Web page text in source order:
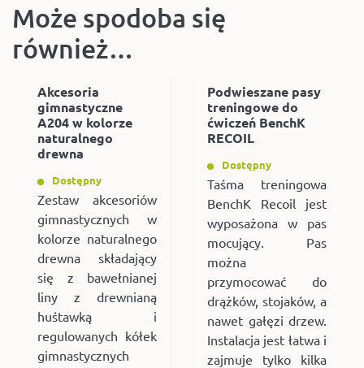
Może spodoba się
również…
Akcesoria
gimnastyczne
A204 w kolorze
naturalnego
drewna
Dostępny
Zestaw akcesoriów
gimnastycznych w
kolorze naturalnego
drewna składający
się z bawełnianej
liny z drewnianą
huśtawką i
regulowanych kółek
gimnastycznych
Podwieszane pasy
treningowe do
ćwiczeń BenchK
RECOIL
Dostępny
Taśma treningowa
BenchK Recoil jest
wyposażona w pas
mocujący. Pas
można
przymocować do
drążków, stojaków, a
nawet gałęzi drzew.
Instalacja jest łatwa i
zajmuje tylko kilka